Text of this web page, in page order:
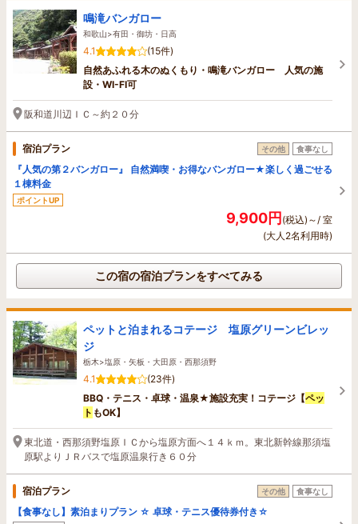
鳴滝バンガロー
和歌山>有田・御坊・日高
4.1
(15件)
自然あふれる木のぬくもり・鳴滝バンガロー 人気の施
設・WI-FI可
阪和道川辺ＩＣ～約２０分
宿泊プラン その他 食事なし
『人気の第２バンガロー』 自然満喫・お得なバンガロー★楽しく過ごせる
１棟料金
ポイントUP
9,900円(税込)～/ 室
(大人2名利用時)
この宿の宿泊プランをすべてみる
ペットと泊まれるコテージ 塩原グリーンビレッ
ジ
栃木>塩原・矢板・大田原・西那須野
4.1
(23件)
BBQ・テニス・卓球・温泉★施設充実！コテージ【ペッ
ト もOK】
東北道・西那須野塩原ＩＣから塩原方面へ１４ｋｍ。東北新幹線那須塩
原駅よりＪＲバスで塩原温泉行き６０分
宿泊プラン その他 食事なし
【食事なし】素泊まりプラン ☆ 卓球・テニス優待券付き☆